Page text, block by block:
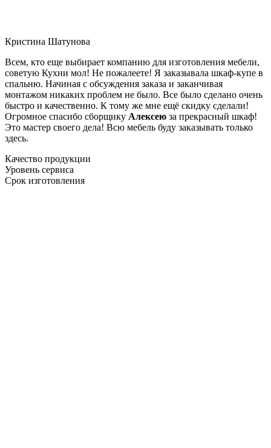
Кристина Шатунова
Всем, кто еще выбирает компанию для изготовления мебели,
советую Кухни мол! Не пожалеете! Я заказывала шкаф-купе в
спальню. Начиная с обсуждения заказа и заканчивая
монтажом никаких проблем не было. Все было сделано очень
быстро и качественно. К тому же мне ещё скидку сделали!
Огромное спасибо сборщику Алексею за прекрасный шкаф!
Это мастер своего дела! Всю мебель буду заказывать только
здесь.
Качество продукции
Уровень сервиса
Срок изготовления